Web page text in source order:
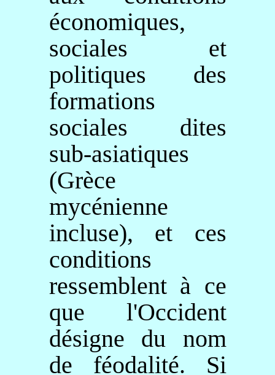
économiques,
sociales et
politiques des
formations
sociales dites
sub-asiatiques
(Grèce
mycénienne
incluse), et ces
conditions
ressemblent à ce
que l'Occident
désigne du nom
de féodalité. Si